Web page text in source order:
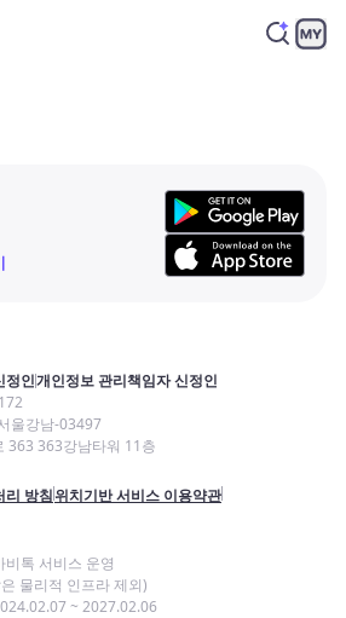
정인개인정보 관리책임자 신정인
울강남-03497
363 363강남타워 11층
리 방침위치기반 서비스 이용약관
톡 서비스 운영
물리적 인프라 제외)
~ 2027.02.06